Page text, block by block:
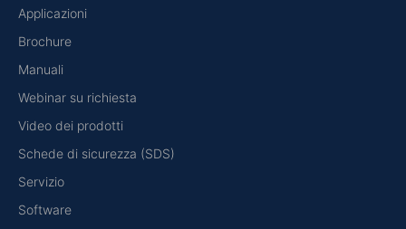
Applicazioni
Brochure
Manuali
Webinar su richiesta
Video dei prodotti
Schede di sicurezza (SDS)
Servizio
Software